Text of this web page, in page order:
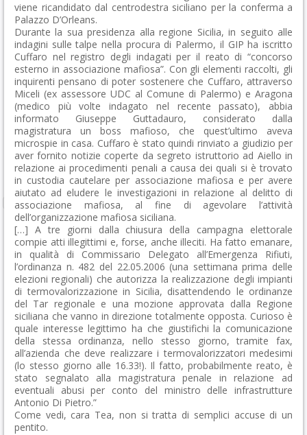
viene ricandidato dal centrodestra siciliano per la conferma a
Palazzo D’Orleans.
Durante la sua presidenza alla regione Sicilia, in seguito alle
indagini sulle talpe nella procura di Palermo, il GIP ha iscritto
Cuffaro nel registro degli indagati per il reato di “concorso
esterno in associazione mafiosa”. Con gli elementi raccolti, gli
inquirenti pensano di poter sostenere che Cuffaro, attraverso
Miceli (ex assessore UDC al Comune di Palermo) e Aragona
(medico più volte indagato nel recente passato), abbia
informato Giuseppe Guttadauro, considerato dalla
magistratura un boss mafioso, che quest’ultimo aveva
microspie in casa. Cuffaro è stato quindi rinviato a giudizio per
aver fornito notizie coperte da segreto istruttorio ad Aiello in
relazione ai procedimenti penali a causa dei quali si è trovato
in custodia cautelare per associazione mafiosa e per avere
aiutato ad eludere le investigazioni in relazione al delitto di
associazione mafiosa, al fine di agevolare l’attività
dell’organizzazione mafiosa siciliana.
[…] A tre giorni dalla chiusura della campagna elettorale
compie atti illegittimi e, forse, anche illeciti. Ha fatto emanare,
in qualità di Commissario Delegato all’Emergenza Rifiuti,
l’ordinanza n. 482 del 22.05.2006 (una settimana prima delle
elezioni regionali) che autorizza la realizzazione degli impianti
di termovalorizzazione in Sicilia, disattendendo le ordinanze
del Tar regionale e una mozione approvata dalla Regione
siciliana che vanno in direzione totalmente opposta. Curioso è
quale interesse legittimo ha che giustifichi la comunicazione
della stessa ordinanza, nello stesso giorno, tramite fax,
all’azienda che deve realizzare i termovalorizzatori medesimi
(lo stesso giorno alle 16.33!). Il fatto, probabilmente reato, è
stato segnalato alla magistratura penale in relazione ad
eventuali abusi per conto del ministro delle infrastrutture
Antonio Di Pietro.”
Come vedi, cara Tea, non si tratta di semplici accuse di un
pentito.